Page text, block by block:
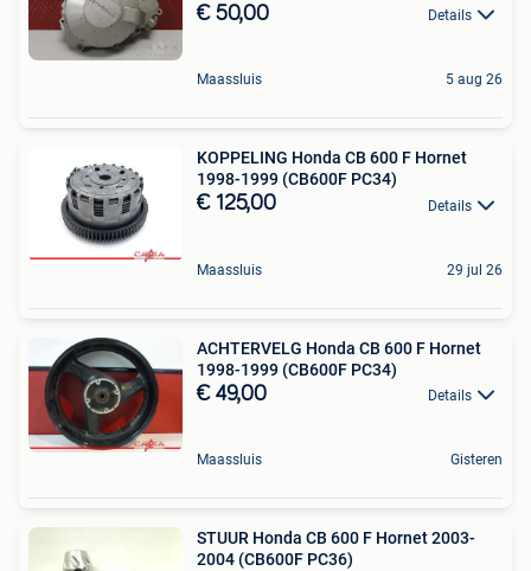
€ 50,00 Details
Maassluis 5 aug 26
KOPPELING Honda CB 600 F Hornet
1998-1999 (CB600F PC34)
€ 125,00 Details
Maassluis 29 jul 26
ACHTERVELG Honda CB 600 F Hornet
1998-1999 (CB600F PC34)
€ 49,00 Details
Maassluis Gisteren
STUUR Honda CB 600 F Hornet 2003-
2004 (CB600F PC36)